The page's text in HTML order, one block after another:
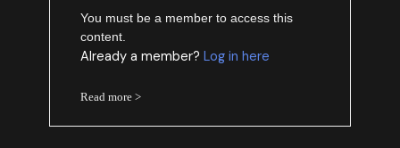
You must be a member to access this
content.
Already a member?Log in here
Read more >